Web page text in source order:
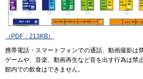
（PDF：213KB）
携帯電話・スマートフォンでの通話、動画撮影は
ゲームや、音楽、動画再生など音を出す行為は禁止
館内での飲食はできません。